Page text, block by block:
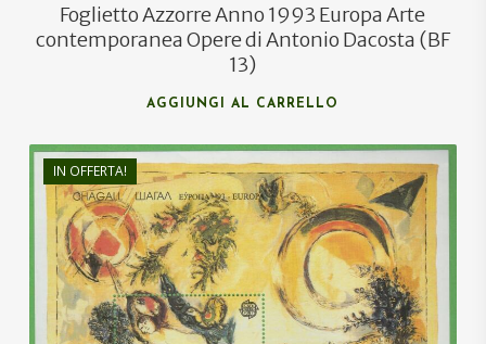
Foglietto Azzorre Anno 1993 Europa Arte
contemporanea Opere di Antonio Dacosta (BF
13)
AGGIUNGI AL CARRELLO
IN OFFERTA!
€40,00
€25,00